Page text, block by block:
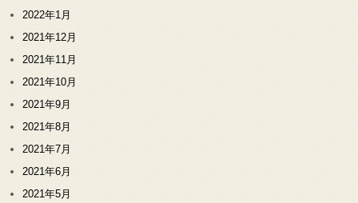
2022年1月
2021年12月
2021年11月
2021年10月
2021年9月
2021年8月
2021年7月
2021年6月
2021年5月